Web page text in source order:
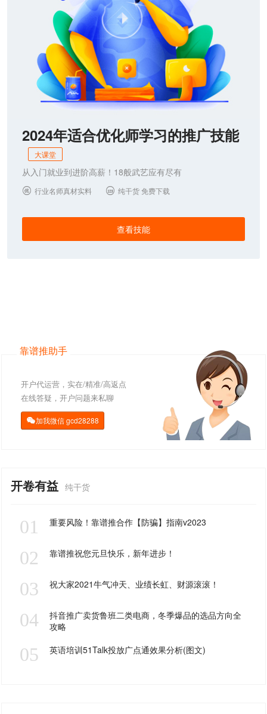
2024年适合优化师学习的推广技能
大课堂
从入门就业到进阶高薪！18般武艺应有尽有
 行业名师真材实料  纯干货 免费下载
查看技能
靠谱推助手
开户代运营，实在/精准/高返点
在线答疑，开户问题来私聊
加我微信gcd28288
开卷有益 纯干货
01 重要风险！靠谱推合作【防骗】指南v2023
02 靠谱推祝您元旦快乐，新年进步！
03 祝大家2021牛气冲天、业绩长虹、财源滚滚！
04
抖音推广卖货鲁班二类电商，冬季爆品的选品方向全
攻略
05 英语培训51Talk投放广点通效果分析(图文)